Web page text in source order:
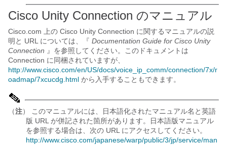
Cisco Unity Connection のマニュアル
Cisco.com 上の Cisco Unity Connection に関するマニュアルの説
明と URL については、『 Documentation Guide for Cisco Unity
Connection 』を参照してください。このドキュメントは
Connection に同梱されていますが、
http://www.cisco.com/en/US/docs/voice_ip_comm/connection/7x/r
oadmap/7xcucdg.html から入手することもできます。
（注） このマニュアルには、日本語化されたマニュアル名と英語
版 URL が併記された箇所があります。日本語版マニュアル
を参照する場合は、次の URL にアクセスしてください。
http://www.cisco.com/japanese/warp/public/3/jp/service/man